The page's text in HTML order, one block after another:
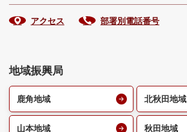
アクセス 部署別電話番号
地域振興局
鹿角地域 北秋田地域
山本地域 秋田地域